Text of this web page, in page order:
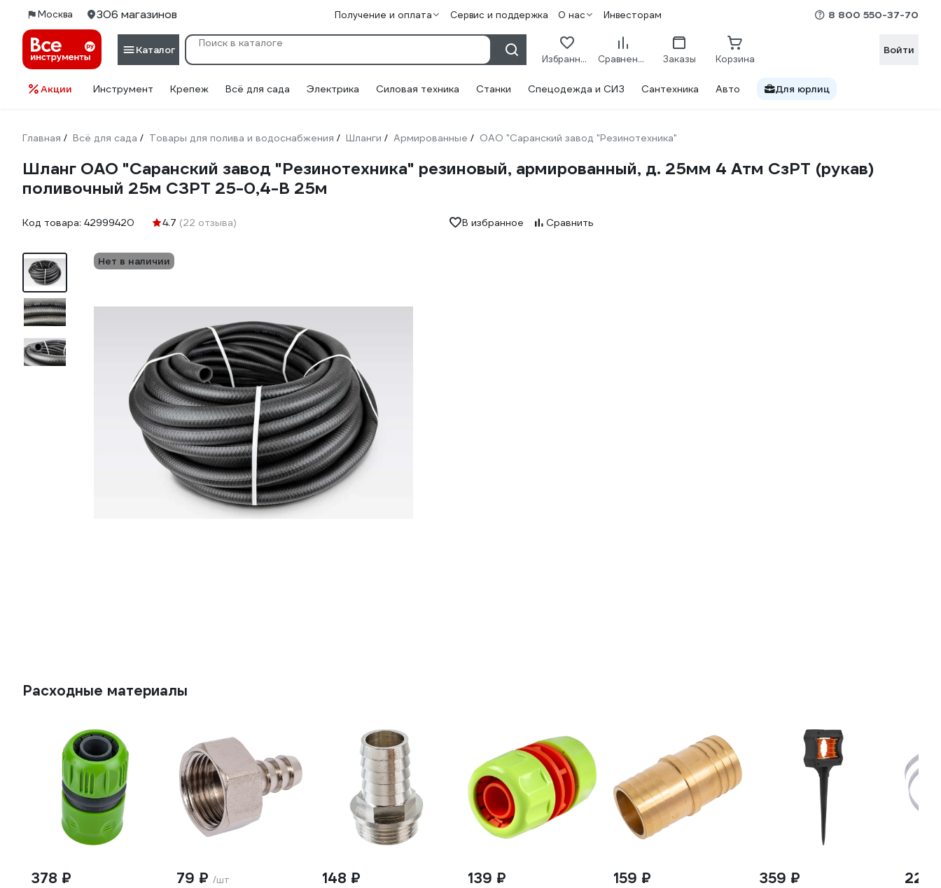
Москва 306 магазинов Получение и оплата Сервис и поддержка О нас Инвесторам 8 800 550-37-70
Каталог
Избранное Сравнение Заказы Корзина
Войти
Акции Инструмент Крепеж Всё для сада Электрика Силовая техника Станки Спецодежда и СИЗ Сантехника Авто Для юрлиц
Главная / Всё для сада / Товары для полива и водоснабжения / Шланги / Армированные / ОАО "Саранский завод "Резинотехника"
Шланг ОАО "Саранский завод "Резинотехника" резиновый, армированный, д. 25мм 4 Атм СзРТ (рукав)
поливочный 25м СЗРТ 25-0,4-В 25м
Код товара: 42999420 4.7 (22 отзыва) В избранное Сравнить
Нет в наличии
Расходные материалы
378 ₽ 79 ₽ /шт 148 ₽ 139 ₽ 159 ₽ 359 ₽ 224